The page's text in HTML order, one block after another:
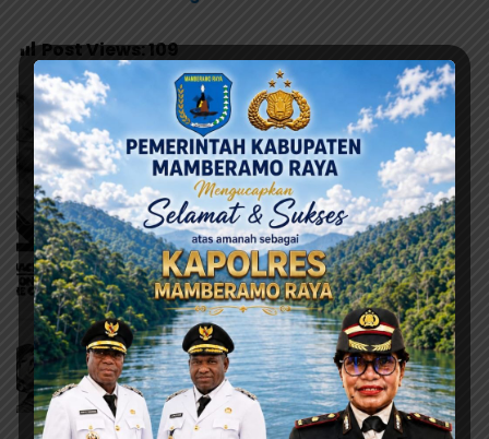
Post Views:109